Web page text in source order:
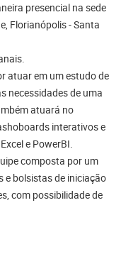
presencial na sede
Florianópolis - Santa
atuar em um estudo de
necessidades de uma
atuará no
interativos e
e PowerBI.
composta por um
e bolsistas de iniciação
com possibilidade de